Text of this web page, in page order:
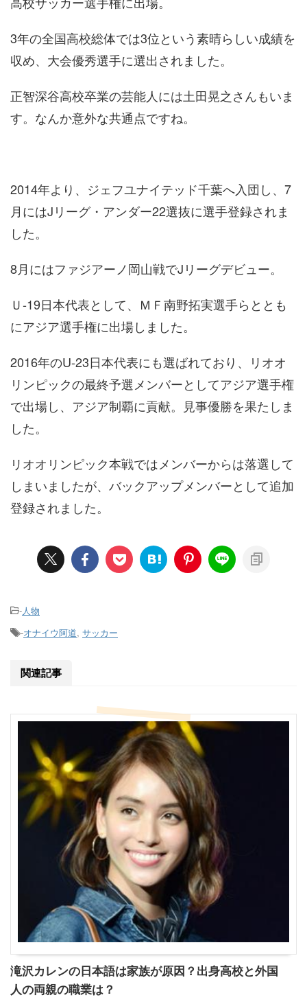
3年の全国高校総体では3位という素晴らしい成績を
収め、大会優秀選手に選出されました。
正智深谷高校卒業の芸能人には土田晃之さんもいま
す。なんか意外な共通点ですね。
2014年より、ジェフユナイテッド千葉へ入団し、7
月にはJリーグ・アンダー22選抜に選手登録されま
した。
8月にはファジアーノ岡山戦でJリーグデビュー。
Ｕ‐19日本代表として、ＭＦ南野拓実選手らととも
にアジア選手権に出場しました。
2016年のU-23日本代表にも選ばれており、リオオ
リンピックの最終予選メンバーとしてアジア選手権
で出場し、アジア制覇に貢献。見事優勝を果たしま
した。
リオオリンピック本戦ではメンバーからは落選して
しまいましたが、バックアップメンバーとして追加
登録されました。
-人物
-オナイウ阿道, サッカー
関連記事
滝沢カレンの日本語は家族が原因？出身高校と外国
人の両親の職業は？